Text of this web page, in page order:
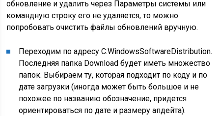
обновление и удалить через Параметры системы или
командную строку его не удаляется, то можно
попробовать очистить файлы обновлений вручную.
Переходим по адресу С:WindowsSoftwareDistribution.
Последняя папка Download будет иметь множество
папок. Выбираем ту, которая подходит по коду и по
дате загрузки (иногда может быть большое и не
похожее по названию обозначение, придется
ориентироваться по дате и размеру апдейта).